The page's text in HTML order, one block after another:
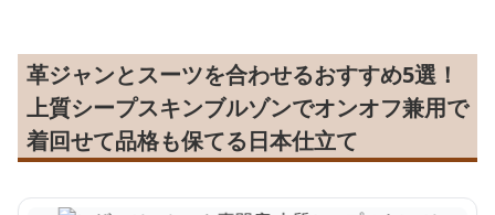
革ジャンとスーツを合わせるおすすめ5選！
上質シープスキンブルゾンでオンオフ兼用で
着回せて品格も保てる日本仕立て